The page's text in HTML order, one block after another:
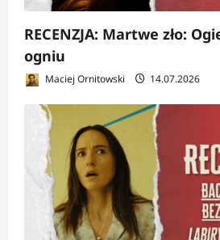
RECENZJA: Martwe zło:
ogniu
Maciej Ornitowski 14.07.2026